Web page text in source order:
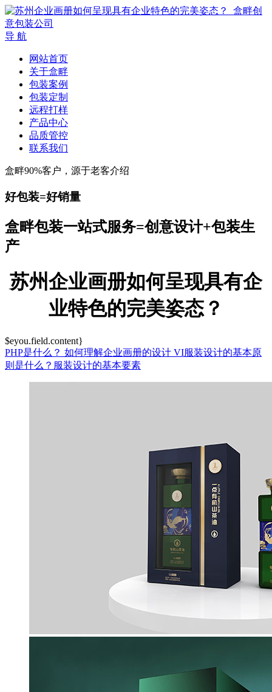
导 航
网站首页
关于盒畔
包装案例
包装定制
远程打样
产品中心
品质管控
联系我们
盒畔90%客户，源于老客介绍
好包装=好销量
盒畔包装一站式服务=创意设计+包装生
产
苏州企业画册如何呈现具有企
业特色的完美姿态？
$eyou.field.content}
PHP是什么？ 如何理解企业画册的设计 VI服装设计的基本原
则是什么？服装设计的基本要素